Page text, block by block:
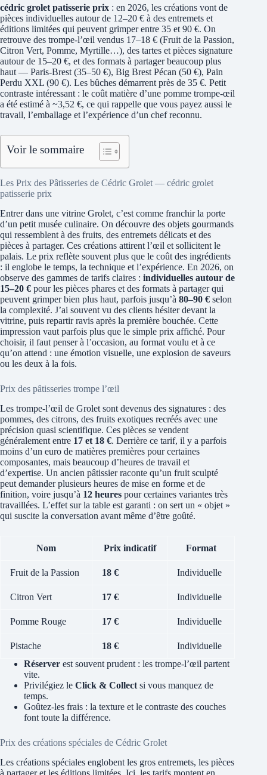
cédric grolet patisserie prix : en 2026, les créations vont de
pièces individuelles autour de 12–20 € à des entremets et
éditions limitées qui peuvent grimper entre 35 et 90 €. On
retrouve des trompe‑l’œil vendus 17–18 € (Fruit de la Passion,
Citron Vert, Pomme, Myrtille…), des tartes et pièces signature
autour de 15–20 €, et des formats à partager beaucoup plus
haut — Paris‑Brest (35–50 €), Big Brest Pécan (50 €), Pain
Perdu XXL (90 €). Les bûches démarrent près de 35 €. Petit
contraste intéressant : le coût matière d’une pomme trompe‑œil
a été estimé à ~3,52 €, ce qui rappelle que vous payez aussi le
travail, l’emballage et l’expérience d’un chef reconnu.
Voir le sommaire
Les Prix des Pâtisseries de Cédric Grolet — cédric grolet
patisserie prix
Entrer dans une vitrine Grolet, c’est comme franchir la porte
d’un petit musée culinaire. On découvre des objets gourmands
qui ressemblent à des fruits, des entremets délicats et des
pièces à partager. Ces créations attirent l’œil et sollicitent le
palais. Le prix reflète souvent plus que le coût des ingrédients
: il englobe le temps, la technique et l’expérience. En 2026, on
observe des gammes de tarifs claires : individuelles autour de
15–20 € pour les pièces phares et des formats à partager qui
peuvent grimper bien plus haut, parfois jusqu’à 80–90 € selon
la complexité. J’ai souvent vu des clients hésiter devant la
vitrine, puis repartir ravis après la première bouchée. Cette
impression vaut parfois plus que le simple prix affiché. Pour
choisir, il faut penser à l’occasion, au format voulu et à ce
qu’on attend : une émotion visuelle, une explosion de saveurs
ou les deux à la fois.
Prix des pâtisseries trompe l’œil
Les trompe-l’œil de Grolet sont devenus des signatures : des
pommes, des citrons, des fruits exotiques recréés avec une
précision quasi scientifique. Ces pièces se vendent
généralement entre 17 et 18 €. Derrière ce tarif, il y a parfois
moins d’un euro de matières premières pour certaines
composantes, mais beaucoup d’heures de travail et
d’expertise. Un ancien pâtissier raconte qu’un fruit sculpté
peut demander plusieurs heures de mise en forme et de
finition, voire jusqu’à 12 heures pour certaines variantes très
travaillées. L’effet sur la table est garanti : on sert un « objet »
qui suscite la conversation avant même d’être goûté.
Nom Prix indicatif Format
Fruit de la Passion 18 € Individuelle
Citron Vert 17 € Individuelle
Pomme Rouge 17 € Individuelle
Pistache 18 €
Individuelle
Réserver est souvent prudent : les trompe-l’œil partent
vite.
Privilégiez le Click & Collect si vous manquez de
temps.
Goûtez-les frais : la texture et le contraste des couches
font toute la différence.
Prix des créations spéciales de Cédric Grolet
Les créations spéciales englobent les gros entremets, les pièces
à partager et les éditions limitées. Ici, les tarifs montent en